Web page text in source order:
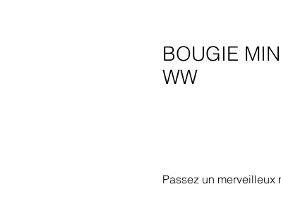
BOUGIE
WW
Passez un